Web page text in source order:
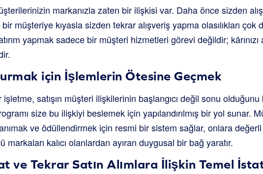
markanızla zaten bir ilişkisi var. Daha önce sizden
müşteriye kıyasla sizden tekrar alışveriş yapma olasılıkları çok
yapmak sadece bir müşteri hizmetleri görevi değildir;
için İşlemlerin Ötesine Geçmek
işletme, satışın müşteri ilişkilerinin başlangıcı değil sonu
size bu ilişkiyi beslemek için yapılandırılmış bir yol sunar.
ve ödüllendirmek için resmi bir sistem sağlar, onlara değerli
markaları kalıcı olanlardan ayıran duygusal bir bağ yaratır.
ve Tekrar Satın Alımlara İlişkin Temel